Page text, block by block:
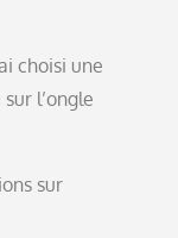
choisi une
l’ongle
sur